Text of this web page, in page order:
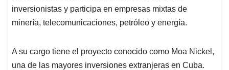
inversionistas y participa en empresas mixtas de
minería, telecomunicaciones, petróleo y energía.
A su cargo tiene el proyecto conocido como Moa Nickel,
una de las mayores inversiones extranjeras en Cuba.